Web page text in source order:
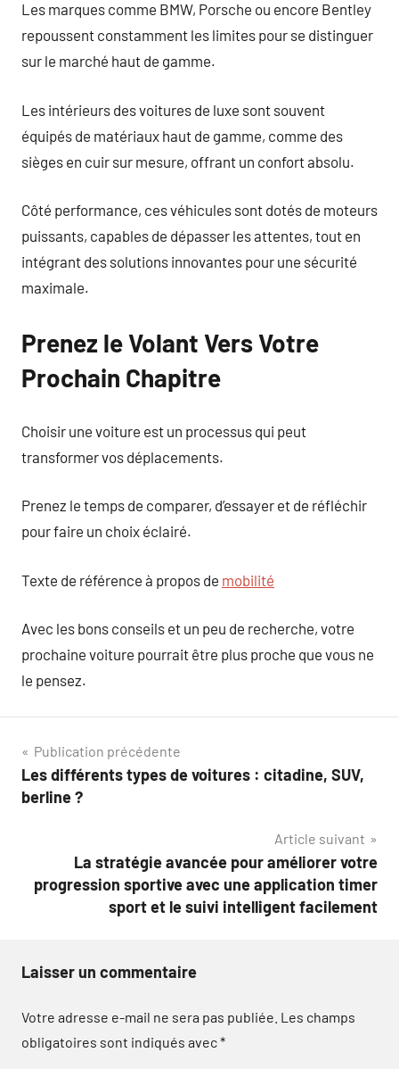
Les marques comme BMW, Porsche ou encore Bentley
repoussent constamment les limites pour se distinguer
sur le marché haut de gamme.
Les intérieurs des voitures de luxe sont souvent
équipés de matériaux haut de gamme, comme des
sièges en cuir sur mesure, offrant un confort absolu.
Côté performance, ces véhicules sont dotés de moteurs
puissants, capables de dépasser les attentes, tout en
intégrant des solutions innovantes pour une sécurité
maximale.
Prenez le Volant Vers Votre
Prochain Chapitre
Choisir une voiture est un processus qui peut
transformer vos déplacements.
Prenez le temps de comparer, d’essayer et de réfléchir
pour faire un choix éclairé.
Texte de référence à propos de mobilité
Avec les bons conseils et un peu de recherche, votre
prochaine voiture pourrait être plus proche que vous ne
le pensez.
Navigation
de
Publication précédente
Les différents types de voitures : citadine, SUV,
berline ?
Article suivant
La stratégie avancée pour améliorer votre
progression sportive avec une application timer
sport et le suivi intelligent facilement
Laisser un commentaire
Votre adresse e-mail ne sera pas publiée. Les champs
obligatoires sont indiqués avec*